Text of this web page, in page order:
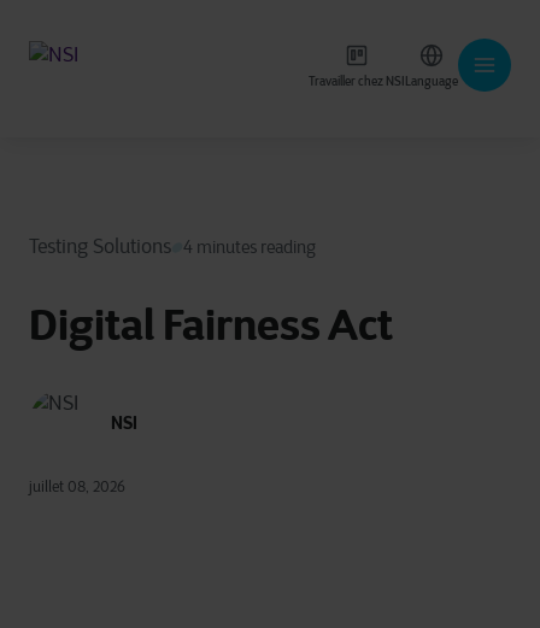
Travailler chez NSILanguage
Testing Solutions 4 minutes reading
Digital Fairness Act
NSI
juillet 08, 2026